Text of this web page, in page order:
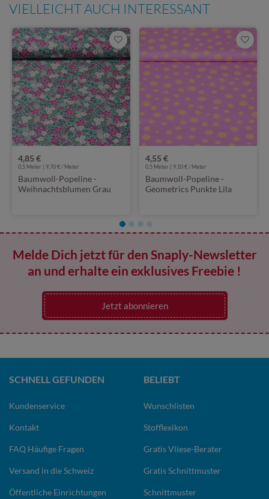
VIELLEICHT AUCH INTERESSANT
4,85 €
0,5 Meter | 9,70 € / Meter
Baumwoll-Popeline -
Weihnachtsblumen Grau
4,55 €
0,5 Meter | 9,10 € / Meter
Baumwoll-Popeline -
Geometrics Punkte Lila
Melde Dich jetzt für den Snaply-Newsletter
an und erhalte ein exklusives Freebie !
Jetzt abonnieren
SCHNELL GEFUNDEN
Kundenservice
Kontakt
FAQ Häufige Fragen
Versand in die Schweiz
Öffentliche Einrichtungen
BELIEBT
Wunschlisten
Stofflexikon
Gratis Vliese-Berater
Gratis Schnittmuster
Schnittmuster